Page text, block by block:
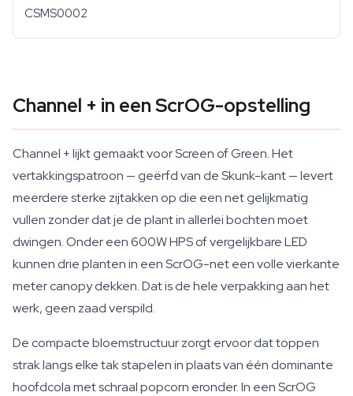
CSMS0002
Channel + in een ScrOG-opstelling
Channel + lijkt gemaakt voor Screen of Green. Het
vertakkingspatroon — geërfd van de Skunk-kant — levert
meerdere sterke zijtakken op die een net gelijkmatig
vullen zonder dat je de plant in allerlei bochten moet
dwingen. Onder een 600W HPS of vergelijkbare LED
kunnen drie planten in een ScrOG-net een volle vierkante
meter canopy dekken. Dat is de hele verpakking aan het
werk, geen zaad verspild.
De compacte bloemstructuur zorgt ervoor dat toppen
strak langs elke tak stapelen in plaats van één dominante
hoofdcola met schraal popcorn eronder. In een ScrOG